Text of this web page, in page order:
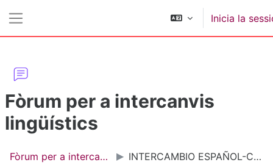
Inicia la
Fòrum per a intercanvis
lingüístics
Fòrum per a intercanvis lingüístics INTERCAMBIO ESPAÑOL-CATALAN / ENGLISH